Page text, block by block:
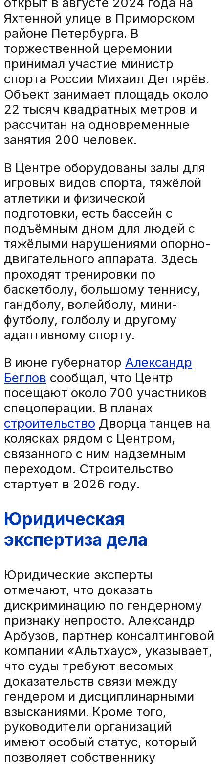
Яхтенной улице в Приморском
районе Петербурга. В
торжественной церемонии
принимал участие министр
спорта России Михаил Дегтярёв.
Объект занимает площадь около
22 тысяч квадратных метров и
рассчитан на одновременные
занятия 200 человек.
В Центре оборудованы залы для
игровых видов спорта, тяжёлой
атлетики и физической
подготовки, есть бассейн с
подъёмным дном для людей с
тяжёлыми нарушениями опорно-
двигательного аппарата. Здесь
проходят тренировки по
баскетболу, большому теннису,
гандболу, волейболу, мини-
футболу, голболу и другому
адаптивному спорту.
В июне губернатор Александр
Беглов сообщал, что Центр
посещают около 700 участников
спецоперации. В планах
строительство Дворца танцев на
колясках рядом с Центром,
связанного с ним надземным
переходом. Строительство
стартует в 2026 году.
Юридическая
экспертиза дела
Юридические эксперты
отмечают, что доказать
дискриминацию по гендерному
признаку непросто. Александр
Арбузов, партнер консалтинговой
компании «Альтхаус», указывает,
что суды требуют весомых
доказательств связи между
гендером и дисциплинарными
взысканиями. Кроме того,
руководители организаций
имеют особый статус, который
позволяет собственнику